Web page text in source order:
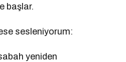
başlar.
sesleniyorum:
yeniden